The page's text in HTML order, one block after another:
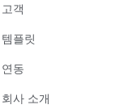
고객
템플릿
연동
회사 소개